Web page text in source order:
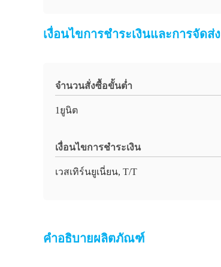
เงื่อนไขการชำระเงินและการจัดส่ง
จำนวนสั่งซื้อขั้นต่ำ
1ยูนิต
เงื่อนไขการชำระเงิน
เวสเทิร์นยูเนี่ยน, T/T
คำอธิบายผลิตภัณฑ์